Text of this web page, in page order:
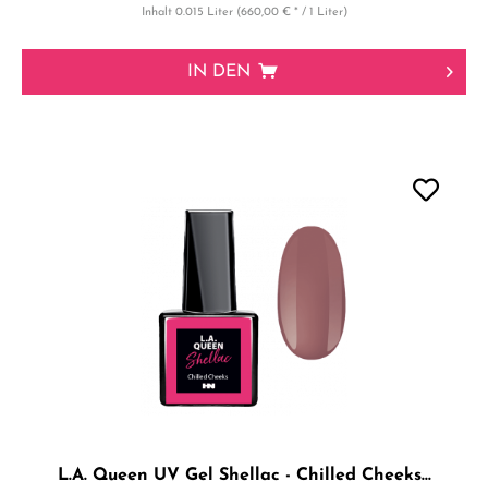
Inhalt 0.015 Liter (660,00 € * / 1 Liter)
IN DEN
L.A. Queen UV Gel Shellac - Chilled Cheeks...